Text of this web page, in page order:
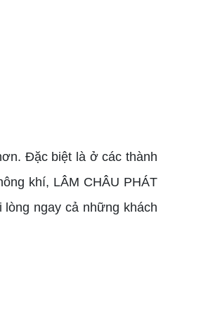
Đặc biệt là ở các thành
khí, LÂM CHÂU PHÁT
ngay cả những khách